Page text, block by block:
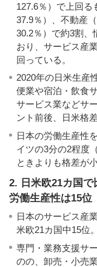
127.6％）で上回る
37.9％）、不動産
30.2％）で約3割、
おり、サービス産
回っている。
2020年の日米生産
便業や宿泊・飲食
サービス業などサ
ント前後、日米格
日本の労働生産性
イツの3分の2程度
ときよりも格差が小
2. 日米欧21カ国
労働生産性は15位
日本のサービス産
米欧21カ国中15位。
専門・業務支援サ
のの、卸売・小売